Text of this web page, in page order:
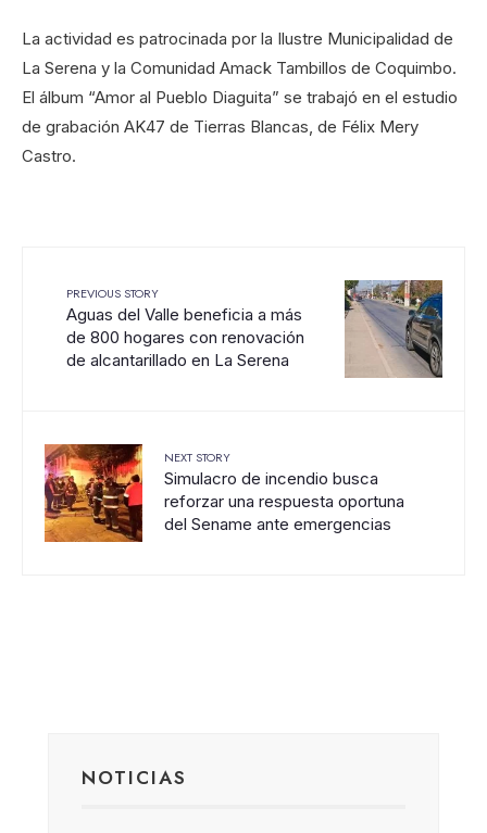
La actividad es patrocinada por la Ilustre Municipalidad de
La Serena y la Comunidad Amack Tambillos de Coquimbo.
El álbum “Amor al Pueblo Diaguita” se trabajó en el estudio
de grabación AK47 de Tierras Blancas, de Félix Mery
Castro.
PREVIOUS STORY
Aguas del Valle beneficia a más
de 800 hogares con renovación
de alcantarillado en La Serena
NEXT STORY
Simulacro de incendio busca
reforzar una respuesta oportuna
del Sename ante emergencias
NOTICIAS